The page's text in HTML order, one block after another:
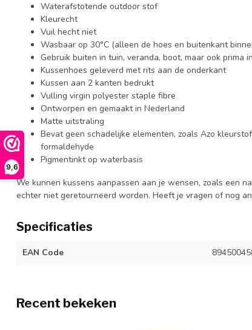
9,6
Waterafstotende outdoor stof
Kleurecht
Vuil hecht niet
Wasbaar op 30°C (alleen de hoes en buitenkant
Gebruik buiten in tuin, veranda, boot, maar ook prima
Kussenhoes geleverd met rits aan de onderkant
Kussen aan 2 kanten bedrukt
Vulling virgin polyester staple fibre
Ontworpen en gemaakt in Nederland
Matte uitstraling
Bevat geen schadelijke elementen, zoals Azo
formaldehyde
Pigmentinkt op waterbasis
We kunnen kussens aanpassen aan je wensen, zoals een
echter niet geretourneerd worden. Heeft je vragen of nog
Specificaties
EAN Code
Recent bekeken